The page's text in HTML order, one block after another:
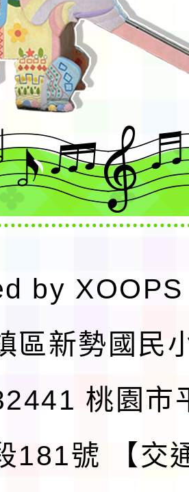
by XOOPS
區新勢國民
桃園市
181號
【交